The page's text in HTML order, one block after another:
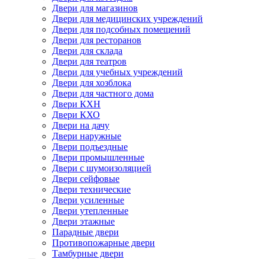
Двери для магазинов
Двери для медицинских учреждений
Двери для подсобных помещений
Двери для ресторанов
Двери для склада
Двери для театров
Двери для учебных учреждений
Двери для хозблока
Двери для частного дома
Двери КХН
Двери КХО
Двери на дачу
Двери наружные
Двери подъездные
Двери промышленные
Двери с шумоизоляцией
Двери сейфовые
Двери технические
Двери усиленные
Двери утепленные
Двери этажные
Парадные двери
Противопожарные двери
Тамбурные двери